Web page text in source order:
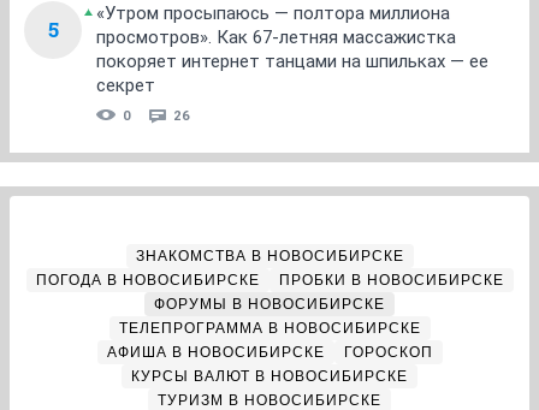
5
«Утром просыпаюсь — полтора миллиона
просмотров». Как 67-летняя массажистка
покоряет интернет танцами на шпильках — ее
секрет
0 26
ЗНАКОМСТВА В НОВОСИБИРСКЕ
ПОГОДА В НОВОСИБИРСКЕ
ПРОБКИ В НОВОСИБИРСКЕ
ФОРУМЫ В НОВОСИБИРСКЕ
ТЕЛЕПРОГРАММА В НОВОСИБИРСКЕ
АФИША В НОВОСИБИРСКЕ
ГОРОСКОП
КУРСЫ ВАЛЮТ В НОВОСИБИРСКЕ
ТУРИЗМ В НОВОСИБИРСКЕ